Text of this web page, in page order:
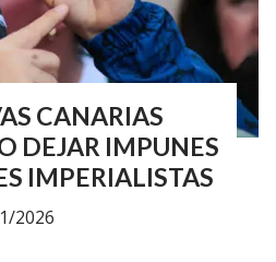
CANARIAS
DEJAR IMPUNES
IMPERIALISTAS
2026